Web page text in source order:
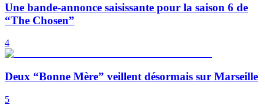
Une bande-annonce saisissante pour la saison 6 de
“The Chosen”
4
Deux “Bonne Mère” veillent désormais sur Marseille
5